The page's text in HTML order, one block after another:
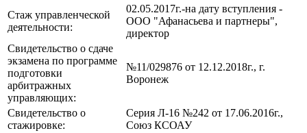
Стаж управленческой
деятельности:
02.05.2017г.-на дату вступления -
ООО "Афанасьева и партнеры",
директор
Свидетельство о сдаче
экзамена по программе
подготовки
арбитражных
управляющих:
№11/029876 от 12.12.2018г., г.
Воронеж
Свидетельство о
стажировке:
Серия Л-16 №242 от 17.06.2016г.,
Союз КСОАУ